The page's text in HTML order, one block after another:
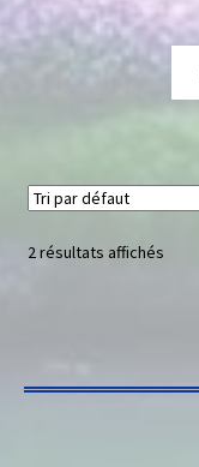
2 résultats affichés